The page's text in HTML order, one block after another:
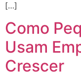
[…]
Como
Usam
Crescer